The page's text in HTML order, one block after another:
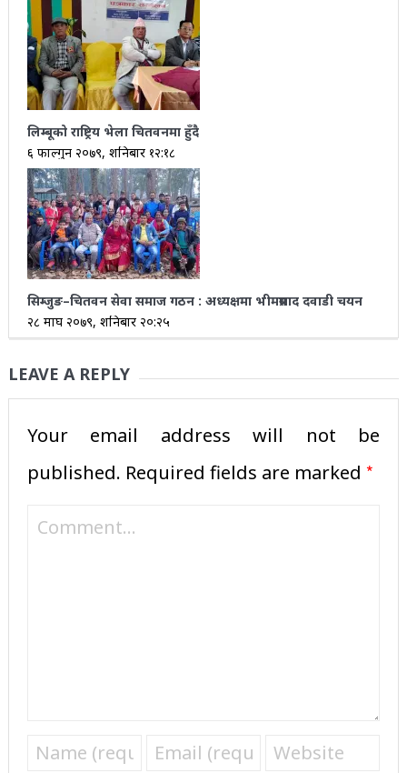
लिम्बूको राष्ट्रिय भेला चितवनमा हुँदै
६ फाल्गुन २०७९, शनिबार १२:१८
सिम्जुङ–चितवन सेवा समाज गठन : अध्यक्षमा भीमप्रसाद दवाडी चयन
२८ माघ २०७९, शनिबार २०:२५
LEAVE A REPLY
Your email address will not be
published. Required fields are marked *